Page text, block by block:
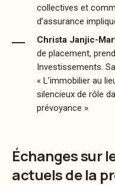
collectives et
d’assurance
Christa Janjic-
de placement,
Investissements.
« L’immobilier au
silencieux de rôle
prévoyance »
Échanges sur
actuels de la